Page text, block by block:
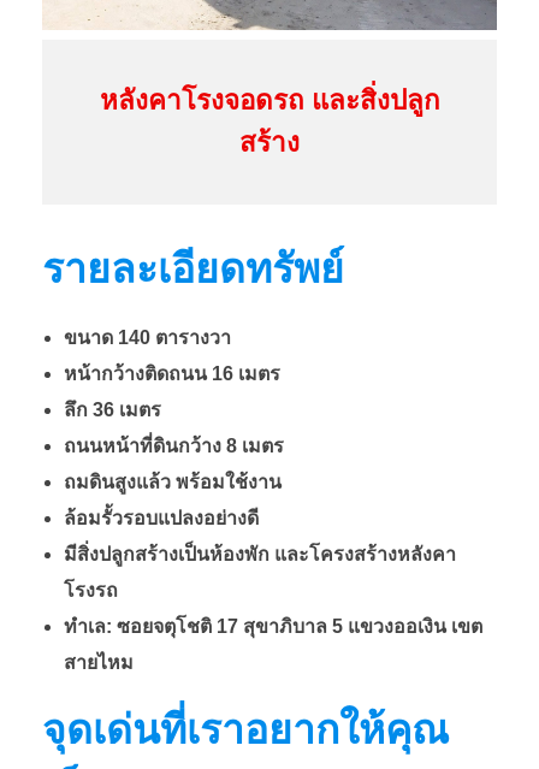
า
ภิ
บ
า
ล
อ
อ
หลังคาโรงจอดรถ และสิ่งปลูก
สร้าง
รายละเอียดทรัพย์
ขนาด 140 ตารางวา
หน้ากว้างติดถนน 16 เมตร
ลึก 36 เมตร
ถนนหน้าที่ดินกว้าง 8 เมตร
ถมดินสูงแล้ว พร้อมใช้งาน
ล้อมรั้วรอบแปลงอย่างดี
มีสิ่งปลูกสร้างเป็นห้องพัก และโครงสร้างหลังคา
โรงรถ
ทำเล: ซอยจตุโชติ 17 สุขาภิบาล 5 แขวงออเงิน เขต
สายไหม
จุดเด่นที่เราอยากให้คุณ